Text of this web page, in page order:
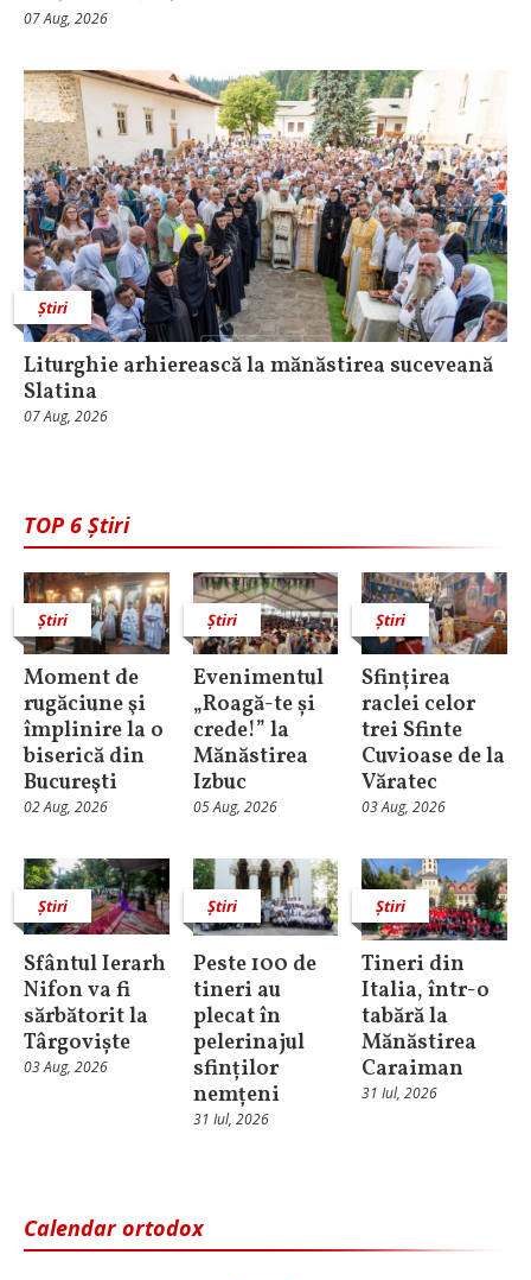
07 Aug, 2026
Știri
Liturghie arhierească la mănăstirea suceveană
Slatina
07 Aug, 2026
TOP 6 Știri
Știri
Moment de
rugăciune şi
împlinire la o
biserică din
Bucureşti
02 Aug, 2026
Știri
Evenimentul
„Roagă-te și
crede!” la
Mănăstirea
Izbuc
05 Aug, 2026
Știri
Sfințirea
raclei celor
trei Sfinte
Cuvioase de la
Văratec
03 Aug, 2026
Știri
Sfântul Ierarh
Nifon va fi
sărbătorit la
Târgoviște
03 Aug, 2026
Știri
Peste 100 de
tineri au
plecat în
pelerinajul
sfinților
nemțeni
31 Iul, 2026
Știri
Tineri din
Italia, într-o
tabără la
Mănăstirea
Caraiman
31 Iul, 2026
Calendar ortodox